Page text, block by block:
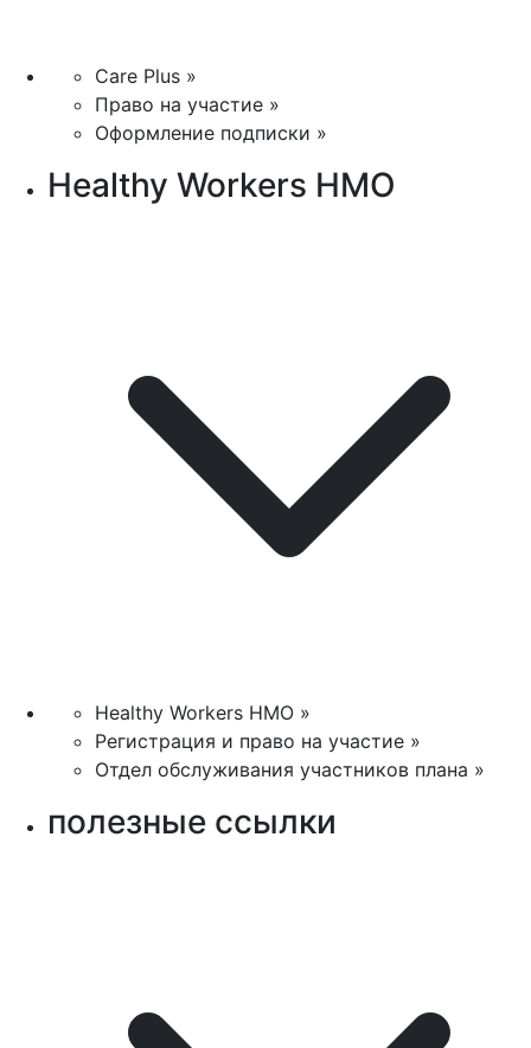
Care Plus »
Право на участие »
Оформление подписки »
Healthy Workers HMO
Healthy Workers HMO »
Регистрация и право на участие »
Отдел обслуживания участников плана »
полезные ссылки